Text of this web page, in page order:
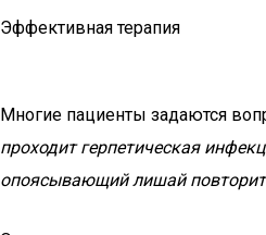
Эффективная терапия
Многие пациенты задаются
проходит герпетическая
опоясывающий лишай